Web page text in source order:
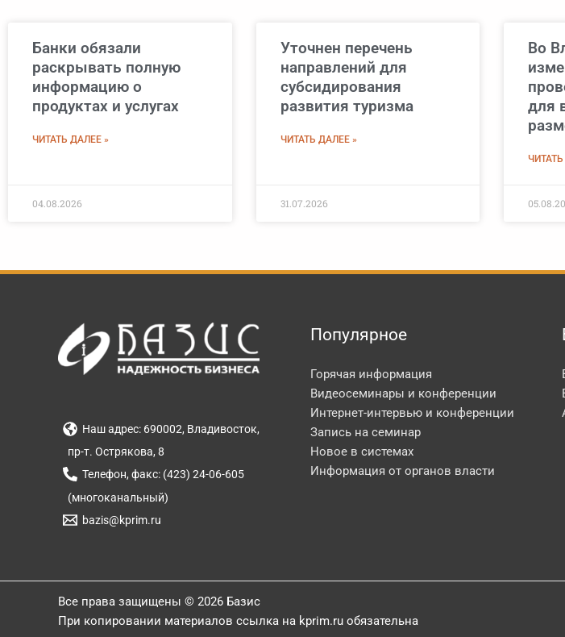
Банки обязали
раскрывать полную
информацию о
продуктах и услугах
ЧИТАТЬ ДАЛЕЕ »
04.08.2026
Уточнен перечень
направлений для
субсидирования
развития туризма
ЧИТАТЬ ДАЛЕЕ »
31.07.2026
Во
для
Наш адрес: 690002, Владивосток,
пр-т. Острякова, 8
Телефон, факс: (423) 24-06-605
(многоканальный)
bazis@kprim.ru
Популярное
Горячая информация
Видеосеминары и конференции
Интернет-интервью и конференции
Запись на семинар
Новое в системах
Информация от органов власти
Все права защищены © 2026 Базис
При копировании материалов ссылка на kprim.ru обязательна